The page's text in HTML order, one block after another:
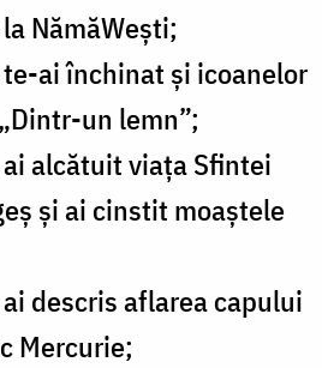
NămăWești;
ai închinat și icoanelor
un lemn”;
alcătuit viața Sfintei
și ai cinstit moaștele
descris aflarea capului
Mercurie;